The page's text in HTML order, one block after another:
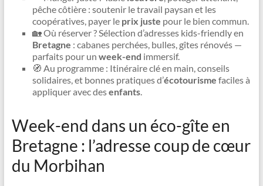
pêche côtière : soutenir le travail paysan et les
coopératives, payer le prix juste pour le bien commun.
🏡 Où réserver ? Sélection d’adresses kids-friendly en
Bretagne : cabanes perchées, bulles, gîtes rénovés —
parfaits pour un week-end immersif.
🧭 Au programme : Itinéraire clé en main, conseils
solidaires, et bonnes pratiques d’écotourisme faciles à
appliquer avec desenfants.
Week-end dans un éco-gîte en
Bretagne : l’adresse coup de cœur
du Morbihan